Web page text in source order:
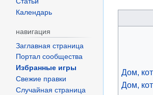
Дом,
Дом,
Календарь
навигация
Заглавная страница
Портал сообщества
Избранные игры
Свежие правки
Случайная страница